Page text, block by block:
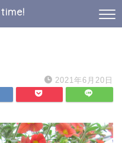
2021年6月20日